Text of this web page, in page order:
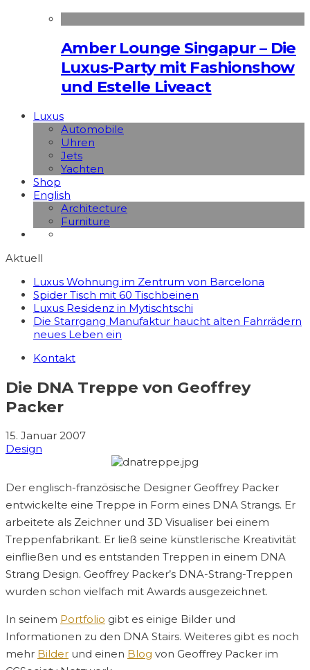
Amber Lounge Singapur – Die
Luxus-Party mit Fashionshow
und Estelle Liveact
Luxus
Automobile
Uhren
Jets
Yachten
Shop
English
Architecture
Furniture
Aktuell
Luxus Wohnung im Zentrum von Barcelona
Spider Tisch mit 60 Tischbeinen
Luxus Residenz in Mytischtschi
Die Starrgang Manufaktur haucht alten Fahrrädern
neues Leben ein
Kontakt
Die DNA Treppe von Geoffrey
Packer
15. Januar 2007
Design
Der englisch-französische Designer Geoffrey Packer
entwickelte eine Treppe in Form eines DNA Strangs. Er
arbeitete als Zeichner und 3D Visualiser bei einem
Treppenfabrikant. Er ließ seine künstlerische Kreativität
einfließen und es entstanden Treppen in einem DNA
Strang Design. Geoffrey Packer’s DNA-Strang-Treppen
wurden schon vielfach mit Awards ausgezeichnet.
In seinem Portfolio gibt es einige Bilder und
Informationen zu den DNA Stairs. Weiteres gibt es noch
mehr Bilder und einen Blog von Geoffrey Packer im